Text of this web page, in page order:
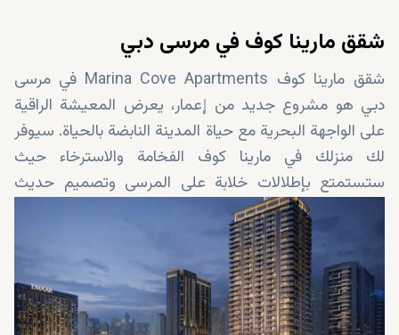
شقق مارينا كوف في مرسى دبي
شقق مارينا كوف Marina Cove Apartments في مرسى
دبي هو مشروع جديد من إعمار، يعرض المعيشة الراقية
على الواجهة البحرية مع حياة المدينة النابضة بالحياة. سيوفر
لك منزلك في مارينا كوف الفخامة والاسترخاء حيث
ستستمتع بإطلالات خلابة على المرسى وتصميم حديث
وتشطيبات عالية الجودة. لذا، فإن حياتك في هذه الشقق
الحصرية لن تكون أقل من استثنائية. تابع القراءة لمزيد من
المعلومات حول هذه الشقق.